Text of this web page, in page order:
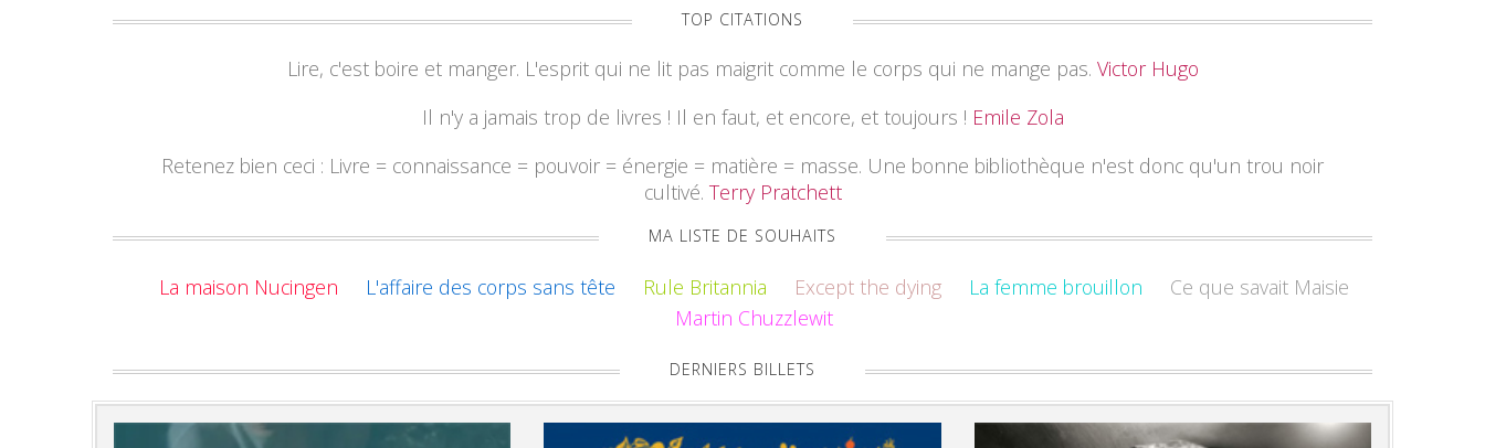
TOP CITATIONS
Lire, c'est boire et manger. L'esprit qui ne lit pas maigrit comme le corps qui ne mange pas. Victor Hugo
Il n'y a jamais trop de livres ! Il en faut, et encore, et toujours ! Emile Zola
Retenez bien ceci : Livre = connaissance = pouvoir = énergie = matière = masse. Une bonne bibliothèque n'est donc qu'un trou noir
cultivé. Terry Pratchett
MA LISTE DE SOUHAITS
La maison Nucingen L'affaire des corps sans tête Rule Britannia Except the dying La femme brouillon
Ce que savait Maisie
Martin Chuzzlewit
DERNIERS BILLETS